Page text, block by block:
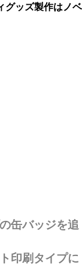
ッズ製作はノベ
缶バッジを追
印刷タイプに